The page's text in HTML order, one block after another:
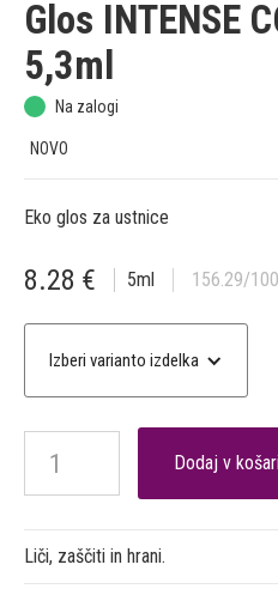
Glos INTENSE
5,3ml
Na zalogi
NOVO
Eko glos za ustnice
8.28 € 5ml 156.29/
Izberi varianto izdelka
Liči, zaščiti in hrani.